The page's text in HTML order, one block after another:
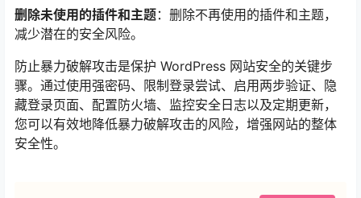
删除未使用的插件和主题：删除不再使用的插件和主题，
减少潜在的安全风险。
防止暴力破解攻击是保护 WordPress 网站安全的关键步
骤。通过使用强密码、限制登录尝试、启用两步验证、隐
藏登录页面、配置防火墙、监控安全日志以及定期更新，
您可以有效地降低暴力破解攻击的风险，增强网站的整体
安全性。